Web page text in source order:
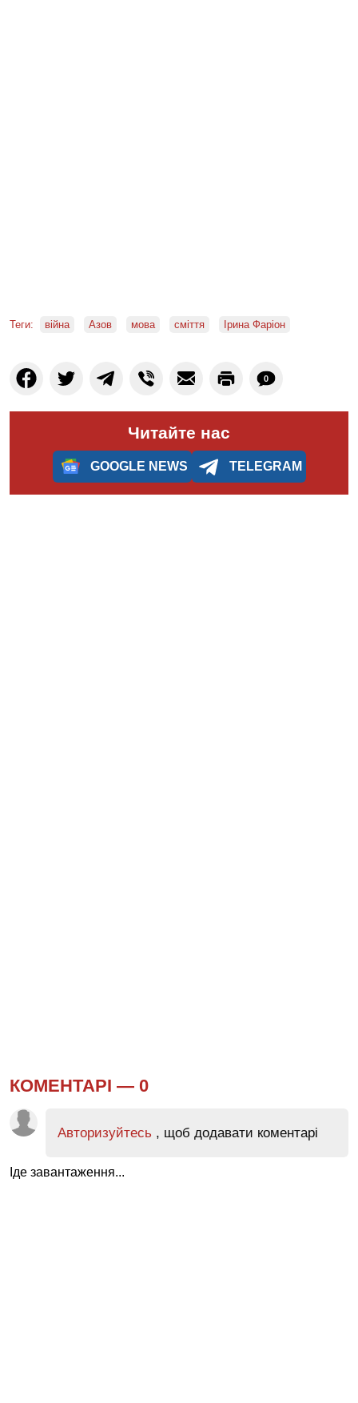
Теги: війна Азов мова сміття Ірина Фаріон
0
Читайте нас
GOOGLE NEWS TELEGRAM
КОМЕНТАРІ — 0
Авторизуйтесь , щоб додавати коментарі
Іде завантаження...